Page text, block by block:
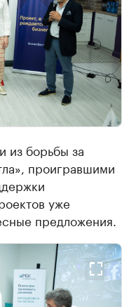
из борьбы за
проигравшими
уже
предложения.